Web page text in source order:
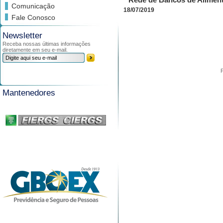
Comunicação
Fale Conosco
Newsletter
Receba nossas últimas informações
diretamente em seu e-mail.
Mantenedores
18/07/2019